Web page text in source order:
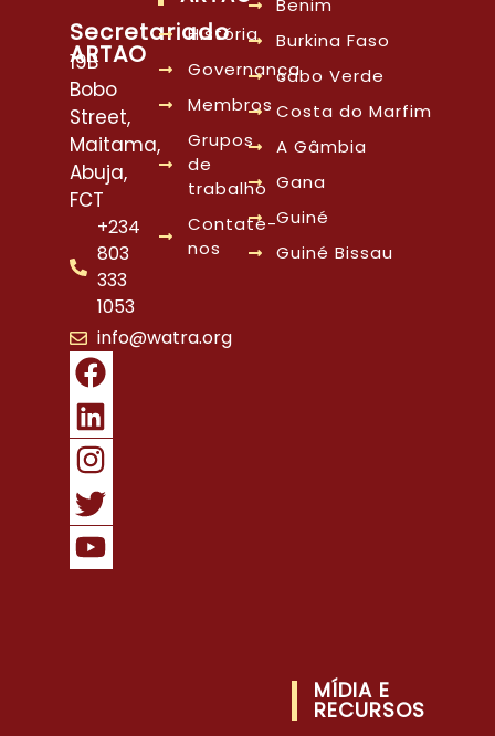
Secretariado
ARTAO
19B
Bobo
Street,
Maitama,
Abuja,
FCT
+234
803
333
1053
info@watra.org
História
Governança
Membros
Grupos
de
trabalho
Contate-
nos
Benim
Burkina Faso
cabo Verde
Costa do Marfim
A Gâmbia
Gana
Guiné
Guiné Bissau
MÍDIA E
RECURSOS